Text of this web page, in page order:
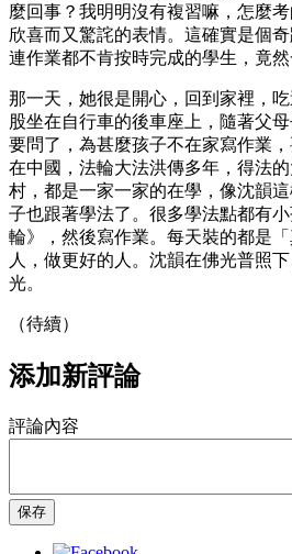
麼回事？我明明沒有複習嘛，怎麼
欣喜而又驚詫的表情。這確實是個
連作業都不肯按時完成的學生，竟然
那一天，她很是開心，回到家裡，
股坐在自行車的後車座上，隨著父
要問了，為甚麼孩子不在家寫作業
在中國，法輪大法洪傳多年，得法
村，都是一家一家的在學，像沈韻
子也跟著學法了。很多學法點都有
輪》，然後寫作業。每天裝的都是
人，做更好的人。沈韻在佛光普照
光。
（待續）
添加新評論
評論內容
保存